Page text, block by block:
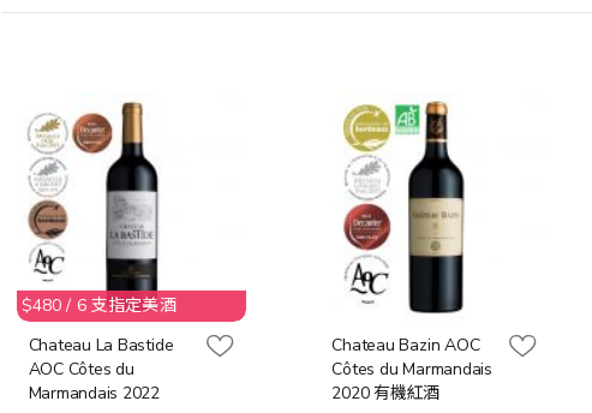
$480 / 6 支指定美酒
Chateau La Bastide
AOC Côtes du
Marmandais 2022
Chateau Bazin AOC
Côtes du Marmandais
2020 有機紅酒